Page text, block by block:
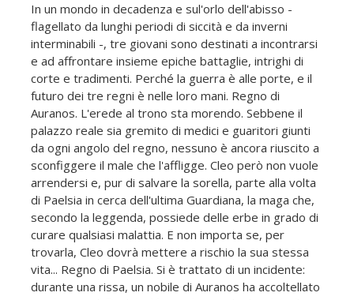
In un mondo in decadenza e sul'orlo dell'abisso -
flagellato da lunghi periodi di siccità e da inverni
interminabili -, tre giovani sono destinati a incontrarsi
e ad affrontare insieme epiche battaglie, intrighi di
corte e tradimenti. Perché la guerra è alle porte, e il
futuro dei tre regni è nelle loro mani. Regno di
Auranos. L'erede al trono sta morendo. Sebbene il
palazzo reale sia gremito di medici e guaritori giunti
da ogni angolo del regno, nessuno è ancora riuscito a
sconfiggere il male che l'affligge. Cleo però non vuole
arrendersi e, pur di salvare la sorella, parte alla volta
di Paelsia in cerca dell'ultima Guardiana, la maga che,
secondo la leggenda, possiede delle erbe in grado di
curare qualsiasi malattia. E non importa se, per
trovarla, Cleo dovrà mettere a rischio la sua stessa
vita... Regno di Paelsia. Si è trattato di un incidente:
durante una rissa, un nobile di Auranos ha accoltellato